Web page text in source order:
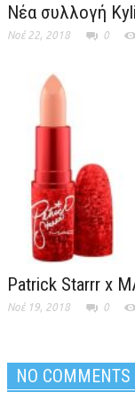
Νέα συλλογή
Νοέ 22, 2018 0
Patrick Starrr x
Νοέ 19, 2018 0
NO COMMENTS